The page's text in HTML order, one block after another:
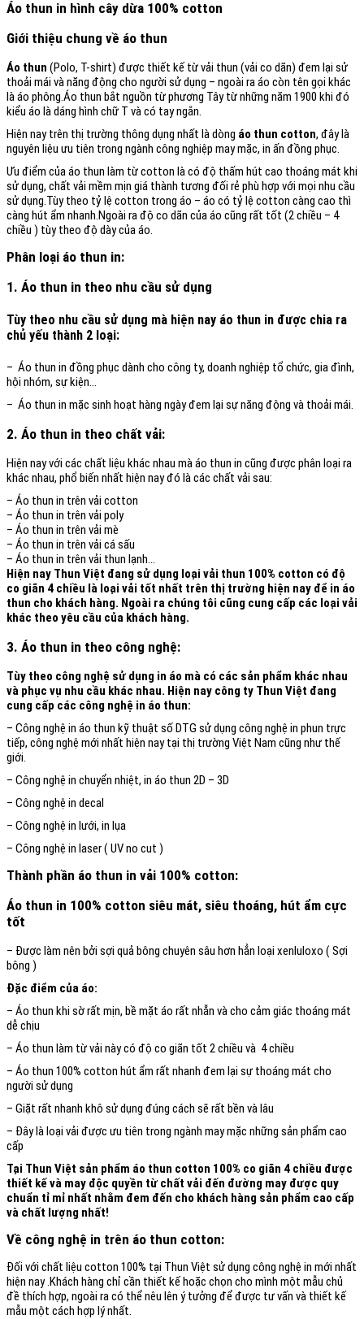
Áo thun in hình cây dừa 100% cotton
Giới thiệu chung về áo thun
Áo thun (Polo, T-shirt) được thiết kế từ vải thun (vải co dãn) đem lại sử
thoải mái và năng động cho người sử dụng – ngoài ra áo còn tên gọi khác
là áo phông.Áo thun bắt nguồn từ phương Tây từ những năm 1900 khi đó
kiểu áo là dáng hình chữ T và có tay ngắn.
Hiện nay trên thị trường thông dụng nhất là dòng áo thun cotton, đây là
nguyên liệu ưu tiên trong ngành công nghiệp may mặc, in ấn đồng phục.
Ưu điểm của áo thun làm từ cotton là có độ thấm hút cao thoáng mát khi
sử dụng, chất vải mềm mịn giá thành tương đối rẻ phù hợp với mọi nhu cầu
sử dụng.Tùy theo tỷ lệ cotton trong áo – áo có tỷ lệ cotton càng cao thì
càng hút ẩm nhanh.Ngoài ra độ co dãn của áo cũng rất tốt (2 chiều – 4
chiều ) tùy theo độ dày của áo.
Phân loại áo thun in:
1. Áo thun in theo nhu cầu sử dụng
Tùy theo nhu cầu sử dụng mà hiện nay áo thun in được chia ra
chủ yếu thành 2 loại:
– Áo thun in đồng phục dành cho công ty, doanh nghiệp tổ chức, gia đình,
hội nhóm, sự kiện…
– Áo thun in mặc sinh hoạt hàng ngày đem lại sự năng động và thoải mái.
2. Áo thun in theo chất vải:
Hiện nay với các chất liệu khác nhau mà áo thun in cũng được phân loại ra
khác nhau, phổ biến nhất hiện nay đó là các chất vải sau:
– Áo thun in trên vải cotton
– Áo thun in trên vải poly
– Áo thun in trên vải mè
– Áo thun in trên vải cá sấu
– Áo thun in trên vải thun lạnh…
Hiện nay Thun Việt đang sử dụng loại vải thun 100% cotton có độ
co giãn 4 chiều là loại vải tốt nhất trên thị trường hiện nay để in áo
thun cho khách hàng. Ngoài ra chúng tôi cũng cung cấp các loại vải
khác theo yêu cầu của khách hàng.
3. Áo thun in theo công nghệ:
Tùy theo công nghệ sử dụng in áo mà có các sản phẩm khác nhau
và phục vụ nhu cầu khác nhau. Hiện nay công ty Thun Việt đang
cung cấp các công nghệ in áo thun:
– Công nghệ in áo thun kỹ thuật số DTG sử dụng công nghệ in phun trực
tiếp, công nghệ mới nhất hiện nay tại thị trường Việt Nam cũng như thế
giới.
– Công nghệ in chuyển nhiệt, in áo thun 2D – 3D
– Công nghệ in decal
– Công nghệ in lưới, in lụa
– Công nghệ in laser ( UV no cut )
Thành phần áo thun in vải 100% cotton:
Áo thun in 100% cotton siêu mát, siêu thoáng, hút ẩm cực
tốt
– Được làm nên bởi sợi quả bông chuyên sâu hơn hẳn loại xenluloxo ( Sợi
bông )
Đặc điểm của áo:
– Áo thun khi sờ rất mịn, bề mặt áo rất nhẵn và cho cảm giác thoáng mát
dễ chịu
– Áo thun làm từ vải này có độ co giãn tốt 2 chiều và 4 chiều
– Áo thun 100% cotton hút ẩm rất nhanh đem lại sự thoáng mát cho
người sử dụng
– Giặt rất nhanh khô sử dụng đúng cách sẽ rất bền và lâu
– Đây là loại vải được ưu tiên trong ngành may mặc những sản phẩm cao
cấp
Tại Thun Việt sản phẩm áo thun cotton 100% co giãn 4 chiều được
thiết kế và may độc quyền từ chất vải đến đường may được quy
chuẩn tỉ mỉ nhất nhằm đem đến cho khách hàng sản phẩm cao cấp
và chất lượng nhất!
Về công nghệ in trên áo thun cotton:
Đối với chất liệu cotton 100% tại Thun Việt sử dụng công nghệ in mới nhất
hiện nay .Khách hàng chỉ cần thiết kế hoặc chọn cho mình một mẫu chủ
đề thích hợp, ngoài ra có thể nêu lên ý tưởng để được tư vấn và thiết kế
mẫu một cách hợp lý nhất.